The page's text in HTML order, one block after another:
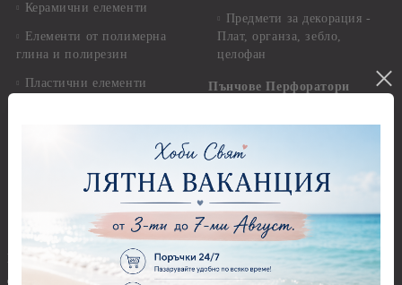
Керамични елементи
Елементи от полимерна
глина и полирезин
Пластични елементи
Полимерна Глина
Приложни техники и
Декупаж
Предмети за декорация -
Плат, органза, зебло,
целофан
Пънчове Перфоратори
Перфоратори 2,50 см
Перфоратори над 2,50 см
Бордюрни пънчове
Ъглови перфоратори
Перфоратори Основни
Фигури - кръгове, овали